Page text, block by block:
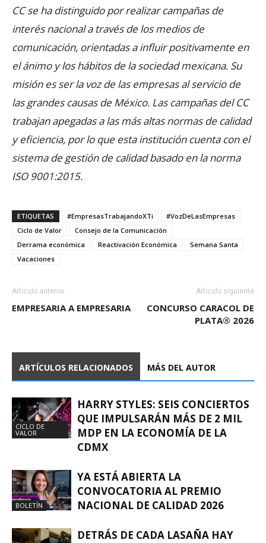
CC se ha distinguido por realizar campañas de
interés nacional a través de los medios de
comunicación, orientadas a influir positivamente en
el ánimo y los hábitos de la sociedad mexicana. Su
misión es ser la voz de las empresas al servicio de
las grandes causas de México. Las campañas del CC
trabajan apegadas a las más altas normas de calidad
y eficiencia, por lo que esta institución cuenta con el
sistema de gestión de calidad basado en la norma
ISO 9001:2015.
ETIQUETAS #EmpresasTrabajandoXTi
#VozDeLasEmpresas
Ciclo de Valor
Consejo de la Comunicación
Derrama económica
Reactivación Económica
Semana Santa
Vacaciones
Artículo anterior
EMPRESARIA A EMPRESARIA
Artículo siguiente
CONCURSO CARACOL DE
PLATA® 2026
ARTÍCULOS RELACIONADOS MÁS DEL AUTOR
CICLO DE
VALOR
HARRY STYLES: SEIS CONCIERTOS
QUE IMPULSARÁN MÁS DE 2 MIL
MDP EN LA ECONOMÍA DE LA
CDMX
BOLETÍN
YA ESTÁ ABIERTA LA
CONVOCATORIA AL PREMIO
NACIONAL DE CALIDAD 2026
DETRÁS DE CADA LASAÑA HAY